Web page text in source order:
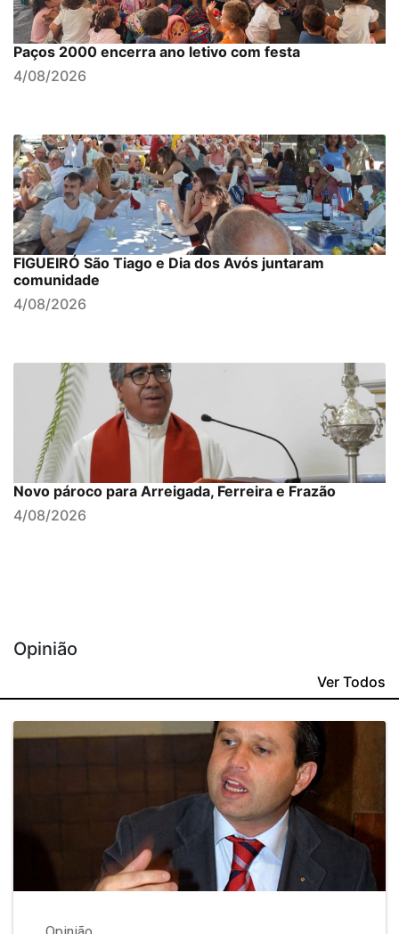
Paços 2000 encerra ano letivo com festa
4/08/2026
FIGUEIRÓ São Tiago e Dia dos Avós juntaram
comunidade
4/08/2026
Novo pároco para Arreigada, Ferreira e Frazão
4/08/2026
Opinião
Ver Todos